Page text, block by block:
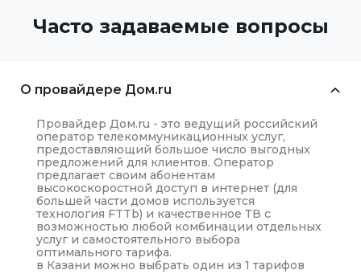
Часто задаваемые вопросы
О провайдере Дом.ru
Провайдер Дом.ru - это ведущий российский
оператор телекоммуникационных услуг,
предоставляющий большое число выгодных
предложений для клиентов. Оператор
предлагает своим абонентам
высокоскоростной доступ в интернет (для
большей части домов используется
технология FTTb) и качественное ТВ с
возможностью любой комбинации отдельных
услуг и самостоятельного выбора
оптимального тарифа.
в Казани можно выбрать один из 1 тарифов